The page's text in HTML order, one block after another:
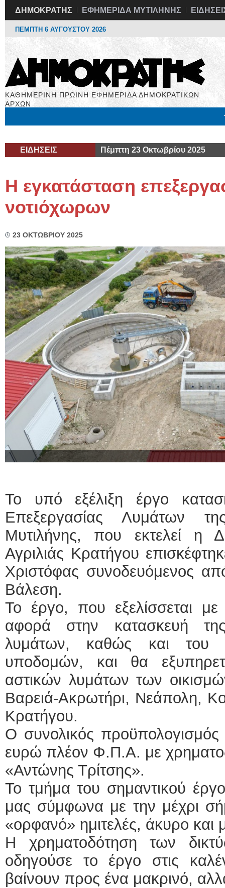
ΔΗΜΟΚΡΑΤΗΣ ΕΦΗΜΕΡΙΔΑ ΜΥΤΙΛΗΝΗΣ
ΠΕΜΠΤΗ 6 ΑΥΓΟΥΣΤΟΥ 2026
ΚΑΘΗΜΕΡΙΝΗ ΠΡΩΙΝΗ ΕΦΗΜΕΡΙΔΑ ΔΗΜΟΚΡΑΤΙΚΩΝ
ΑΡΧΩΝ
ΕΙΔΗΣΕΙΣ Πέμπτη 23 Οκτωβρίου 2025
Η εγκατάσταση
νοτιόχωρων
23 ΟΚΤΩΒΡΙΟΥ 2025
Το υπό εξέλιξη έργο
Επεξεργασίας Λυμάτων
Μυτιλήνης, που εκτελεί η
Αγριλιάς Κρατήγου
Χριστόφας συνοδευόμενος
Βάλεση.
Το έργο, που εξελίσσεται με
αφορά στην κατασκευή
λυμάτων, καθώς και του
υποδομών, και θα
αστικών λυμάτων των
Βαρειά-Ακρωτήρι, Νεάπολη,
Κρατήγου.
Ο συνολικός
ευρώ πλέον Φ.Π.Α. με
«Αντώνης Τρίτσης».
Το τμήμα του σημαντικού
μας σύμφωνα με την μέχρι
«ορφανό» ημιτελές, άκυρο και
Η χρηματοδότηση των
οδηγούσε το έργο στις
βαίνουν προς ένα μακρινό,